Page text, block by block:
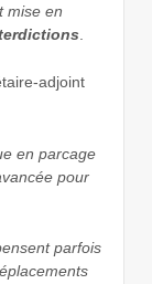
mise en
adjoint
en parcage
pour
parfois